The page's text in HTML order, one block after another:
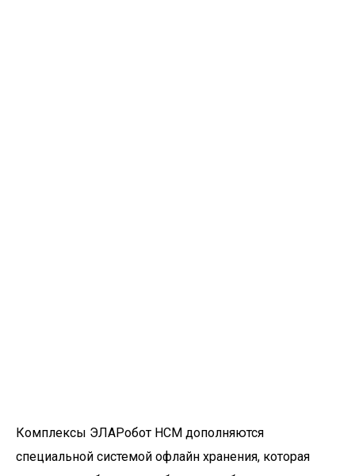
Комплексы ЭЛАРобот НСМ дополняются
специальной системой офлайн хранения, которая